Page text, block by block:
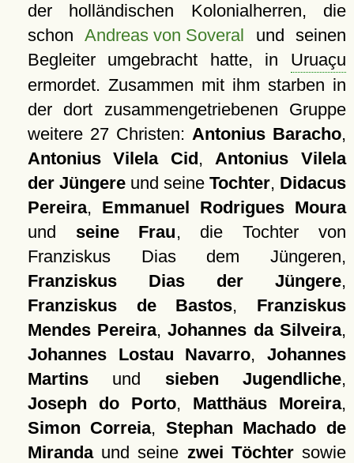
der holländischen Kolonialherren, die
schonAndreas von Soveral und seinen
Begleiter umgebracht hatte, in Uruaçu
ermordet. Zusammen mit ihm starben in
der dort zusammengetriebenen Gruppe
weitere 27 Christen: Antonius Baracho,
Antonius Vilela Cid,Antonius Vilela
der Jüngereund seine Tochter, Didacus
Pereira, Emmanuel Rodrigues Moura
und seine Frau, die Tochter von
Franziskus Dias dem Jüngeren,
Franziskus Dias der Jüngere,
Franziskus de Bastos, Franziskus
Mendes Pereira,Johannes da Silveira,
Johannes Lostau Navarro,Johannes
Martinsund sieben Jugendliche,
Joseph do Porto, Matthäus Moreira,
Simon Correia, Stephan Machado de
Mirandaund seine zwei Töchtersowie